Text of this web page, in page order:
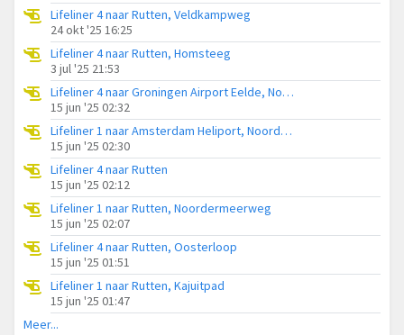
Lifeliner 4 naar Rutten, Veldkampweg
24 okt '25 16:25
Lifeliner 4 naar Rutten, Homsteeg
3 jul '25 21:53
Lifeliner 4 naar Groningen Airport Eelde, Noordermeerweg
15 jun '25 02:32
Lifeliner 1 naar Amsterdam Heliport, Noordermeerweg
15 jun '25 02:30
Lifeliner 4 naar Rutten
15 jun '25 02:12
Lifeliner 1 naar Rutten, Noordermeerweg
15 jun '25 02:07
Lifeliner 4 naar Rutten, Oosterloop
15 jun '25 01:51
Lifeliner 1 naar Rutten, Kajuitpad
15 jun '25 01:47
Meer...